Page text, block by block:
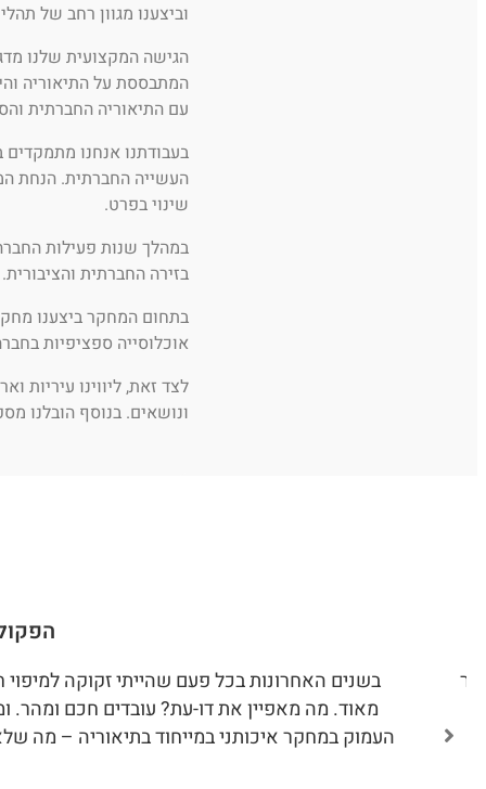
וביצענו מגוון רחב של
הגישה המקצועית שלנו
המתבססת על התיאוריה
עם התיאוריה החברתית
בעבודתנו אנחנו
העשייה החברתית. הנחת
שינוי בפרט.
במהלך שנות פעילות
בזירה החברתית
בתחום המחקר ביצענו
אוכלוסייה ספציפיות
לצד זאת, ליווינו עיריות
ונושאים. בנוסף הובלנו
בשנים האחרונות בכל פעם שהייתי זקוקה
מאוד. מה מאפיין את דו-עת? עובדים חכם
העמוק במחקר איכותני במייחוד בתיאוריה – מה